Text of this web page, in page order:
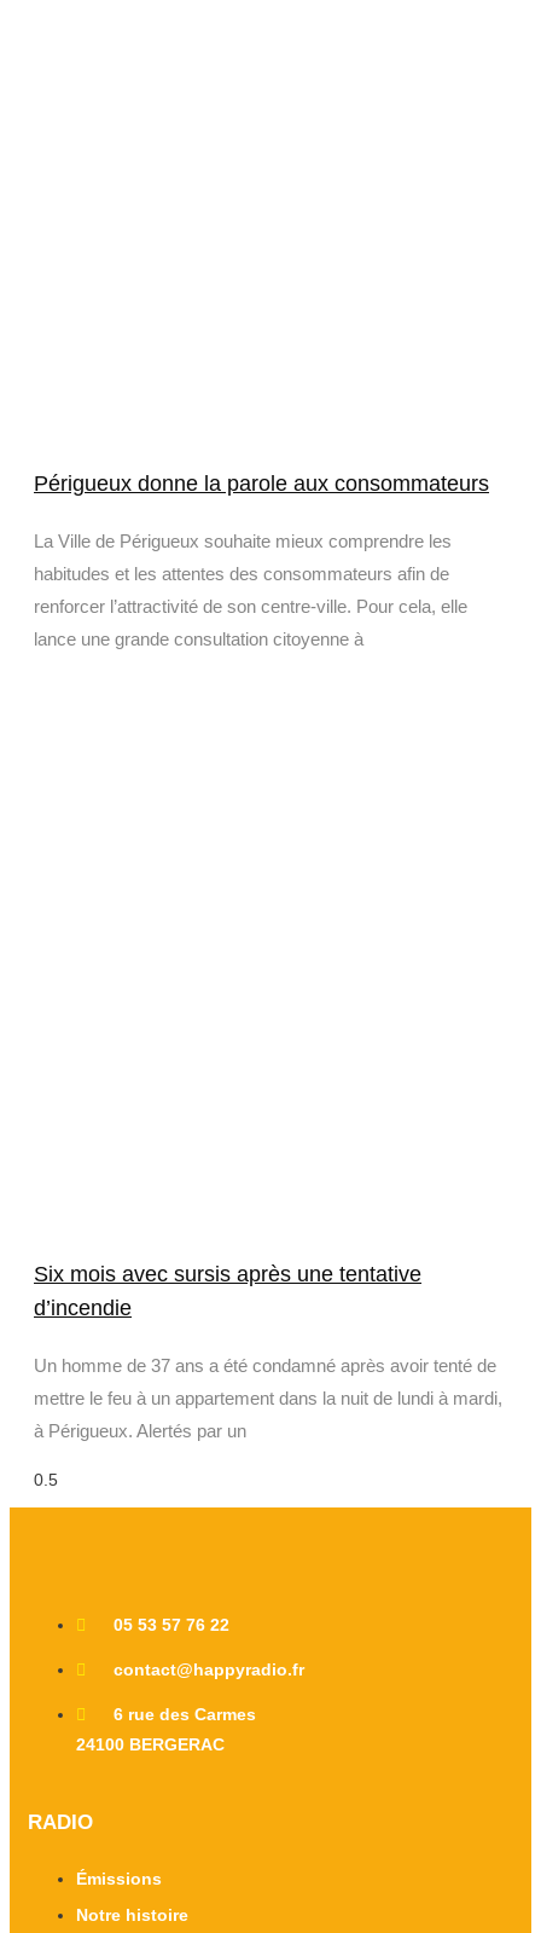
Périgueux donne la parole aux consommateurs
La Ville de Périgueux souhaite mieux comprendre les
habitudes et les attentes des consommateurs afin de
renforcer l’attractivité de son centre-ville. Pour cela, elle
lance une grande consultation citoyenne à
Six mois avec sursis après une tentative
d’incendie
Un homme de 37 ans a été condamné après avoir tenté de
mettre le feu à un appartement dans la nuit de lundi à mardi,
à Périgueux. Alertés par un
05 53 57 76 22
contact@happyradio.fr
6 rue des Carmes
24100 BERGERAC
RADIO
Émissions
Notre histoire